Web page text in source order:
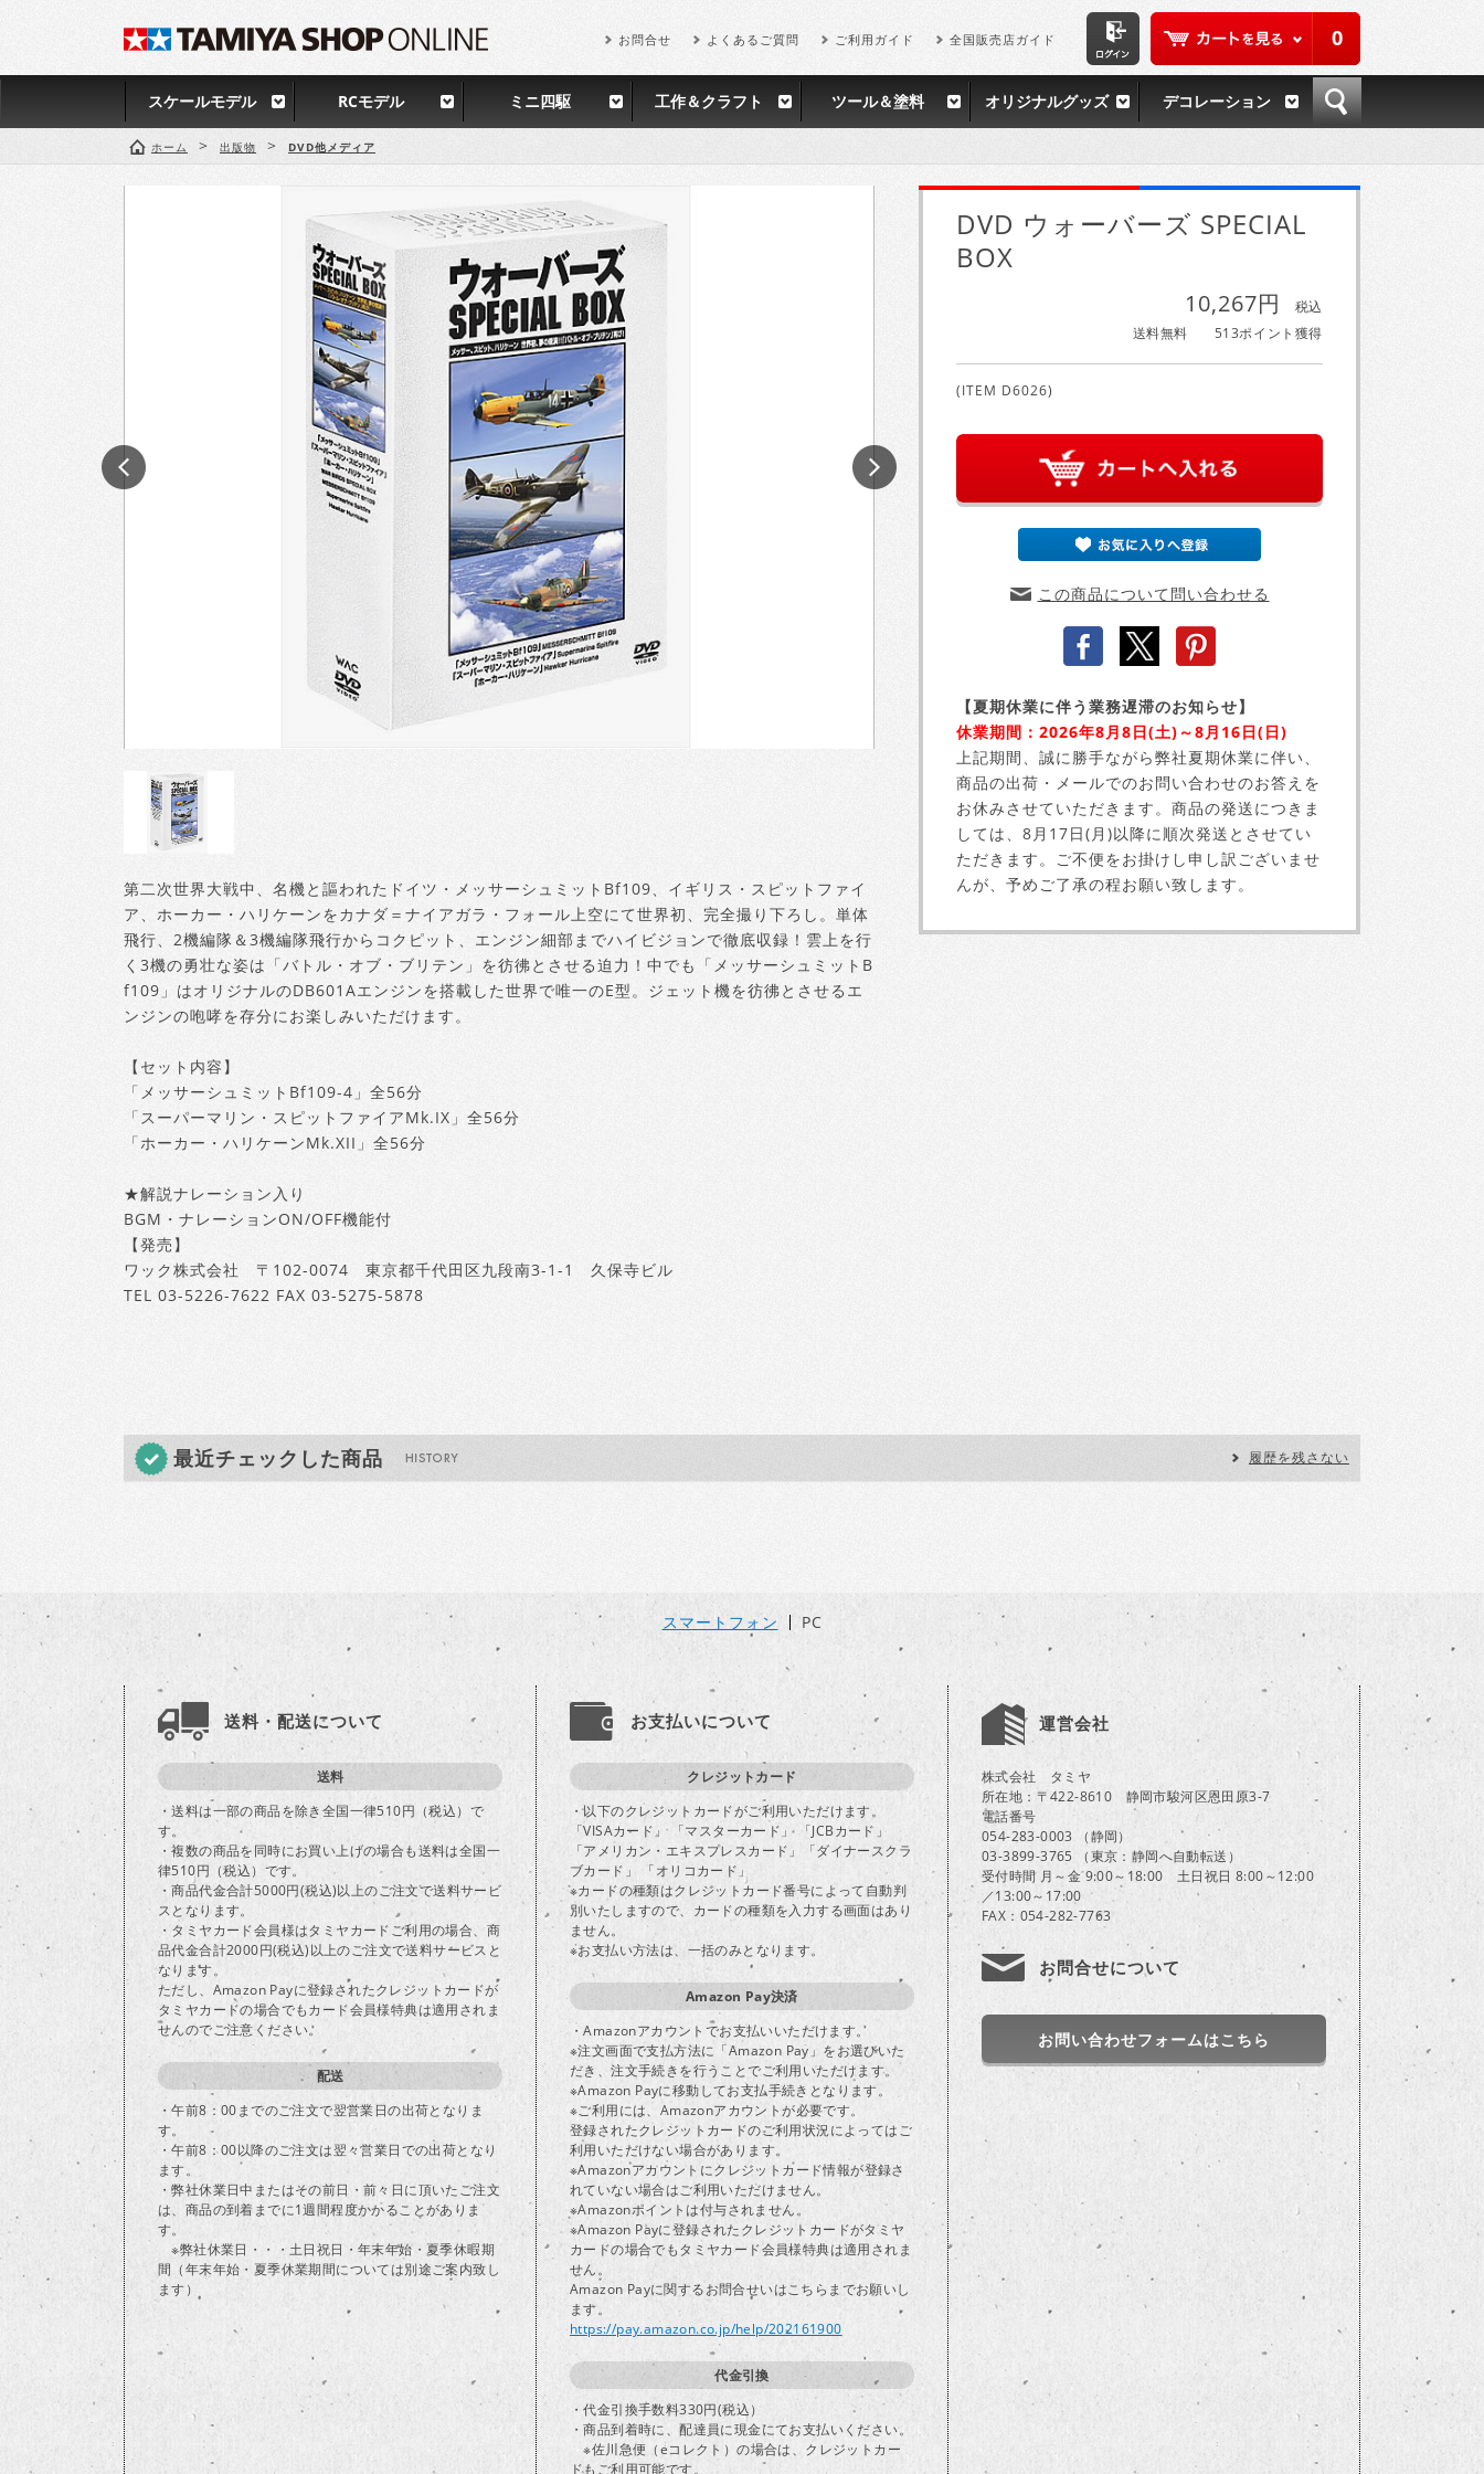
0
お問合せ よくあるご質問 ご利用ガイド 全国販売店ガイド
スケールモデル RCモデル ミニ四駆 工作＆クラフト ツール＆塗料 オリジナルグッズ デコレーション
ホーム > 出版物 > DVD他メディア
第二次世界大戦中、名機と謳われたドイツ・メッサーシュミットBf109、イギリス・スピットファイ
ア、ホーカー・ハリケーンをカナダ＝ナイアガラ・フォール上空にて世界初、完全撮り下ろし。単体
飛行、2機編隊＆3機編隊飛行からコクピット、エンジン細部までハイビジョンで徹底収録！雲上を行
く3機の勇壮な姿は「バトル・オブ・ブリテン」を彷彿とさせる迫力！中でも「メッサーシュミットB
f109」はオリジナルのDB601Aエンジンを搭載した世界で唯一のE型。ジェット機を彷彿とさせるエ
ンジンの咆哮を存分にお楽しみいただけます。
【セット内容】
「メッサーシュミットBf109-4」全56分
「スーパーマリン・スピットファイアMk.IX」全56分
「ホーカー・ハリケーンMk.XII」全56分
★解説ナレーション入り
BGM・ナレーションON/OFF機能付
【発売】
ワック株式会社 〒102-0074 東京都千代田区九段南3-1-1 久保寺ビル
TEL 03-5226-7622 FAX 03-5275-5878
DVD ウォーバーズ SPECIAL
BOX
10,267円
税込
送料無料
513ポイント獲得
(ITEM D6026)
この商品について問い合わせる
【夏期休業に伴う業務遅滞のお知らせ】
休業期間：2026年8月8日(土)～8月16日(日)
上記期間、誠に勝手ながら弊社夏期休業に伴い、
商品の出荷・メールでのお問い合わせのお答えを
お休みさせていただきます。商品の発送につきま
しては、8月17日(月)以降に順次発送とさせてい
ただきます。ご不便をお掛けし申し訳ございませ
んが、予めご了承の程お願い致します。
最近チェックした商品 履歴を残さない
スマートフォン PC
送料・配送について
送料
・送料は一部の商品を除き全国一律510円（税込）で
す。
・複数の商品を同時にお買い上げの場合も送料は全国一
律510円（税込）です。
・商品代金合計5000円(税込)以上のご注文で送料サービ
スとなります。
・タミヤカード会員様はタミヤカードご利用の場合、商
品代金合計2000円(税込)以上のご注文で送料サービスと
なります。
ただし、Amazon Payに登録されたクレジットカードが
タミヤカードの場合でもカード会員様特典は適用されま
せんのでご注意ください。
配送
・午前8：00までのご注文で翌営業日の出荷となりま
す。
・午前8：00以降のご注文は翌々営業日での出荷となり
ます。
・弊社休業日中またはその前日・前々日に頂いたご注文
は、商品の到着までに1週間程度かかることがありま
す。
※弊社休業日・・・土日祝日・年末年始・夏季休暇期
間（年末年始・夏季休業期間については別途ご案内致し
ます）
お支払いについて
クレジットカード
・以下のクレジットカードがご利用いただけます。
「VISAカード」 「マスターカード」 「JCBカード」
「アメリカン・エキスプレスカード」「ダイナースクラ
ブカード」 「オリコカード」
※カードの種類はクレジットカード番号によって自動判
別いたしますので、カードの種類を入力する画面はあり
ません。
※お支払い方法は、一括のみとなります。
Amazon Pay決済
・Amazonアカウントでお支払いいただけます。
※注文画面で支払方法に「Amazon Pay」をお選びいた
だき、注文手続きを行うことでご利用いただけます。
※Amazon Payに移動してお支払手続きとなります。
※ご利用には、Amazonアカウントが必要です。
登録されたクレジットカードのご利用状況によってはご
利用いただけない場合があります。
※Amazonアカウントにクレジットカード情報が登録さ
れていない場合はご利用いただけません。
※Amazonポイントは付与されません。
※Amazon Payに登録されたクレジットカードがタミヤ
カードの場合でもタミヤカード会員様特典は適用されま
せん。
Amazon Payに関するお問合せいはこちらまでお願いし
ます。
https://pay.amazon.co.jp/help/202161900
代金引換
・代金引換手数料330円(税込）
・商品到着時に、配達員に現金にてお支払いください。
※佐川急便（eコレクト）の場合は、クレジットカー
ドもご利用可能です。
運営会社
株式会社 タミヤ
所在地：〒422-8610 静岡市駿河区恩田原3-7
電話番号
054-283-0003 （静岡）
03-3899-3765 （東京：静岡へ自動転送）
受付時間 月～金 9:00～18:00 土日祝日 8:00～12:00
／13:00～17:00
FAX：054-282-7763
お問合せについて
お問い合わせフォームはこちら